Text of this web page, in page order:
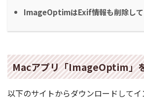
ImageOptimはExif情報も削除して
Macアプリ「ImageOptim」
以下のサイトからダウンロードしてイ